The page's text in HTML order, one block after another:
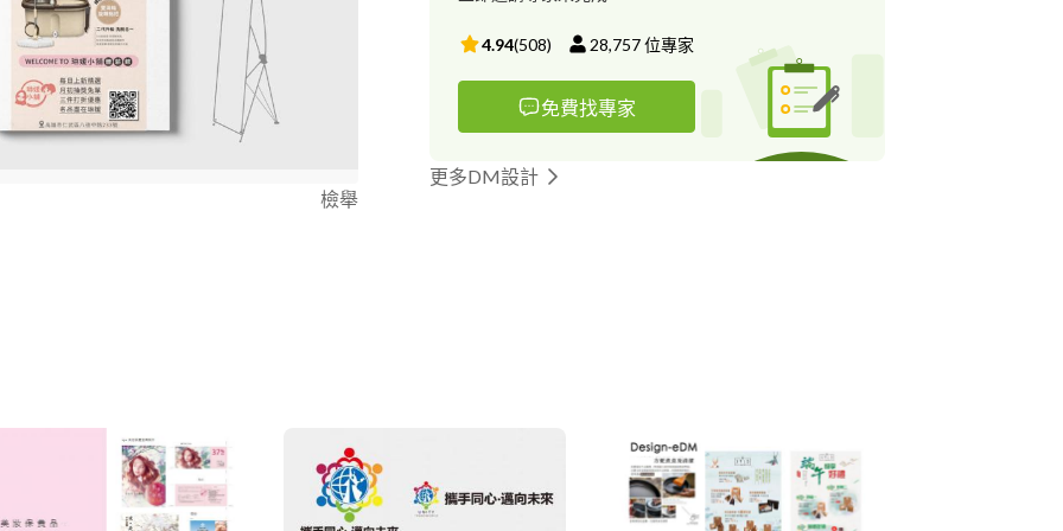
檢舉
4.94(508) 28,757位專家
免費找專家
更多DM設計